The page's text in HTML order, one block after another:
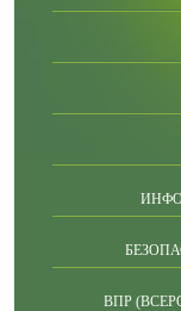
ВПР